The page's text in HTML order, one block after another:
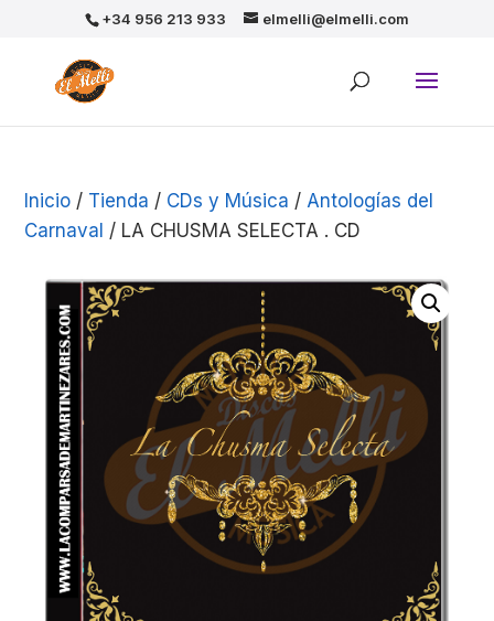
+34 956 213 933 elmelli@elmelli.com
Inicio / Tienda / CDs y Música / Antologías del
Carnaval / LA CHUSMA SELECTA . CD